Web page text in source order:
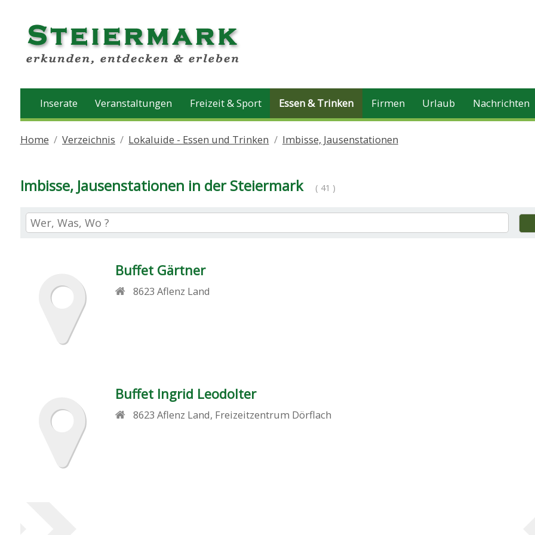
Inserate Veranstaltungen Freizeit & Sport Essen & Trinken Firmen Urlaub Nachrichten
Home Verzeichnis Lokaluide - Essen und Trinken Imbisse, Jausenstationen
Imbisse, Jausenstationen in der Steiermark ( 41 )
Buffet Gärtner
8623 Aflenz Land
Buffet Ingrid Leodolter
8623 Aflenz Land, Freizeitzentrum Dörflach